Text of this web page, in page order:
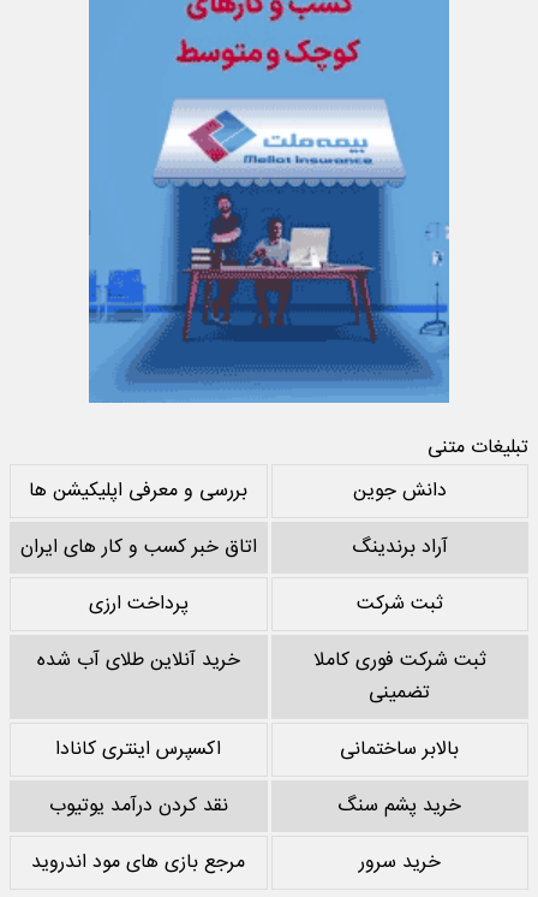
تبلیغات متنی
دانش جوین
بررسی و معرفی اپلیکیشن ها
آراد برندینگ
اتاق خبر کسب و کار های ایران
ثبت شرکت
پرداخت ارزی
ثبت شرکت فوری کاملا
تضمینی
خرید آنلاین طلای آب شده
بالابر ساختمانی
اکسپرس اینتری کانادا
خرید پشم سنگ
نقد کردن درآمد یوتیوب
خرید سرور
مرجع بازی های مود اندروید